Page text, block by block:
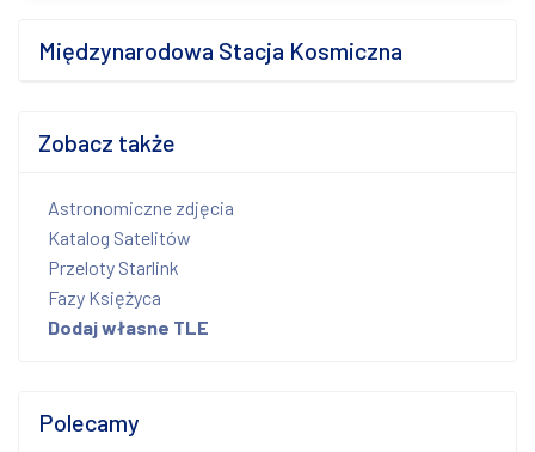
Międzynarodowa Stacja Kosmiczna
Zobacz także
Astronomiczne zdjęcia
Katalog Satelitów
Przeloty Starlink
Fazy Księżyca
Dodaj własne TLE
Polecamy